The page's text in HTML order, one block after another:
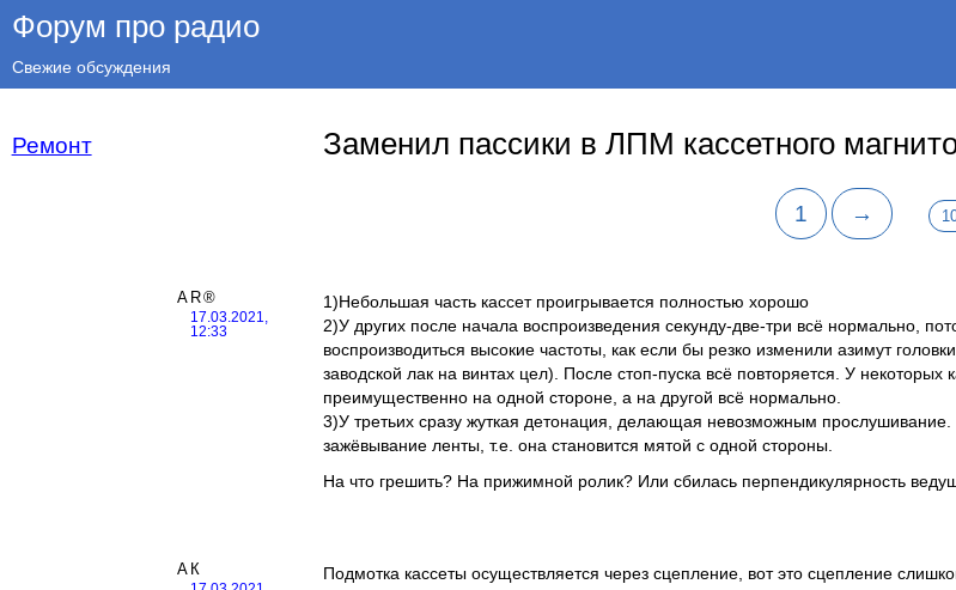
Форум про радио
Свежие обсуждения
Ремонт Заменил пассики в ЛПМ кассетного
1 →
AR®
17.03.2021,
12:33
1)Небольшая часть кассет проигрывается полностью хорошо
2)У других после начала воспроизведения секунду-две-три всё нормально,
воспроизводиться высокие частоты, как если бы резко изменили азимут
заводской лак на винтах цел). После стоп-пуска всё повторяется. У некоторых
преимущественно на одной стороне, а на другой всё нормально.
3)У третьих сразу жуткая детонация, делающая невозможным
зажёвывание ленты, т.е. она становится мятой с одной стороны.
На что грешить? На прижимной ролик? Или сбилась перпендикулярность
АК
Подмотка кассеты осуществляется через сцепление, вот это сцепление